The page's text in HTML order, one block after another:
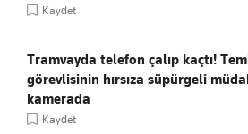
Kaydet
Tramvayda telefon çalıp kaçtı!
görevlisinin hırsıza süpürgeli
kamerada
Kaydet